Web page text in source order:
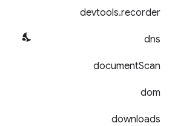
devtools.recorder
dns
documentScan
dom
downloads